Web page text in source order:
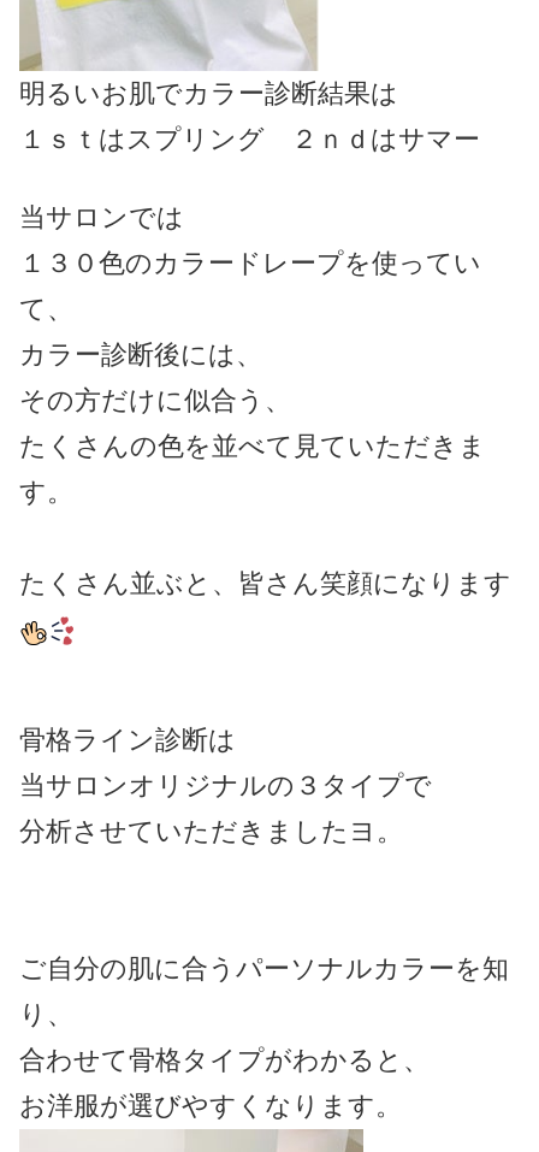
明るいお肌でカラー診断結果は
１ｓｔはスプリング ２ｎｄはサマー
当サロンでは
１３０色のカラードレープを使ってい
て、
カラー診断後には、
その方だけに似合う、
たくさんの色を並べて見ていただきま
す。
たくさん並ぶと、皆さん笑顔になります
骨格ライン診断は
当サロンオリジナルの３タイプで
分析させていただきましたヨ。
ご自分の肌に合うパーソナルカラーを知
り、
合わせて骨格タイプがわかると、
お洋服が選びやすくなります。